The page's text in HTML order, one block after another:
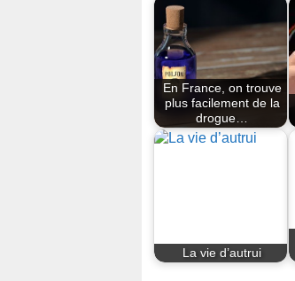
En France, on trouve
plus facilement de la
drogue…
La vie d’autrui